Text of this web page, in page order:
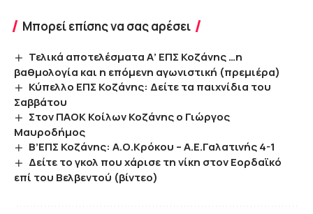
Μπορεί επίσης να σας αρέσει
Τελικά αποτελέσματα Α’ ΕΠΣ Κοζάνης …η
βαθμολογία και η επόμενη αγωνιστική (πρεμιέρα)
Κύπελλο ΕΠΣ Κοζάνης: Δείτε τα παιχνίδια του
Σαββάτου
Στον ΠΑΟΚ Κοίλων Κοζάνης ο Γιώργος
Μαυροδήμος
Β’ΕΠΣ Κοζάνης: Α.Ο.Κρόκου – Α.Ε.Γαλατινής 4-1
Δείτε το γκολ που χάρισε τη νίκη στον Εορδαϊκό
επί του Βελβεντού (βίντεο)